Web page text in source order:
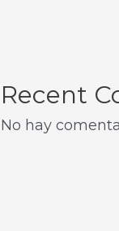
Recent
No hay